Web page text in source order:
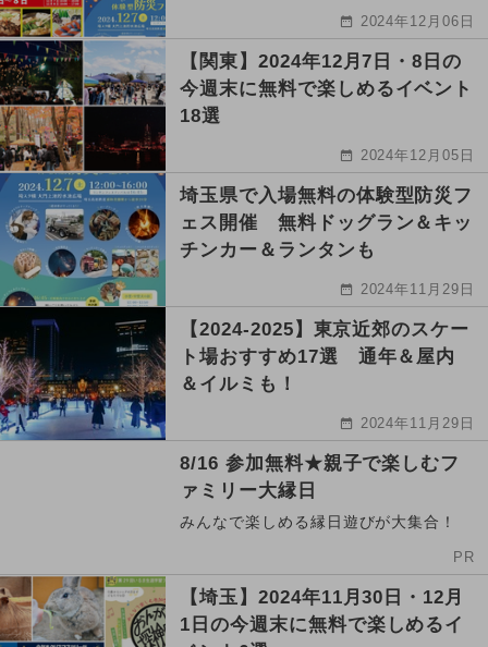
2024年12月06日
【関東】2024年12月7日・8日の
今週末に無料で楽しめるイベント
18選
2024年12月05日
埼玉県で入場無料の体験型防災フ
ェス開催 無料ドッグラン＆キッ
チンカー＆ランタンも
2024年11月29日
【2024-2025】東京近郊のスケー
ト場おすすめ17選 通年＆屋内
＆イルミも！
2024年11月29日
8/16 参加無料★親子で楽しむフ
ァミリー大縁日
みんなで楽しめる縁日遊びが大集合！
PR
【埼玉】2024年11月30日・12月
1日の今週末に無料で楽しめるイ